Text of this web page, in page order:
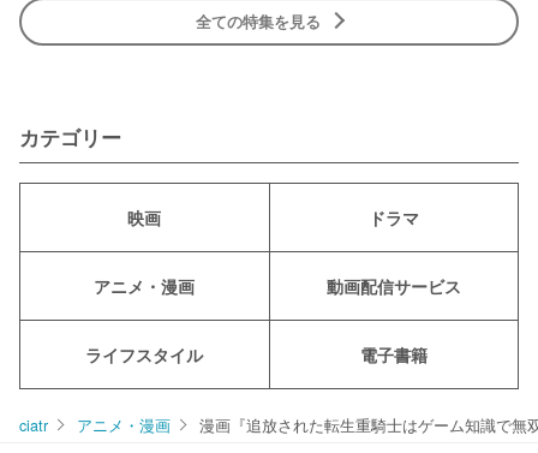
全ての特集を見る
カテゴリー
映画 ドラマ
アニメ・漫画 動画配信サービス
ライフスタイル 電子書籍
ciatr アニメ・漫画 漫画『追放された転生重騎士はゲーム知識で無